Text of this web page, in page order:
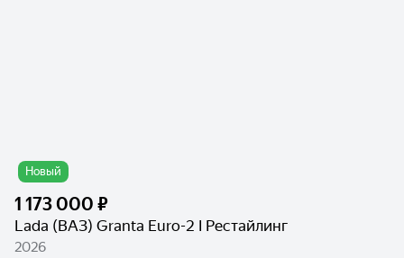
Новый
1 173 000 ₽
Lada (ВАЗ) Granta Euro-2 I Рестайлинг
2026